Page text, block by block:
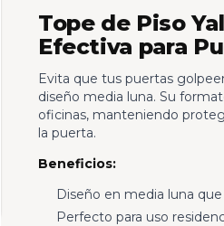
Tope de Piso
Efectiva para
Evita que tus puertas
diseño media luna. Su
oficinas, manteniendo
la puerta.
Beneficios:
Diseño en media luna
Perfecto para uso